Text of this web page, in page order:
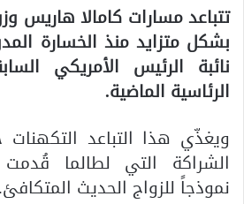
تتباعد مسارات كامالا هاريس
بشكل متزايد منذ الخسارة
نائبة الرئيس الأمريكي
الرئاسية الماضية.
ويغذّي هذا التباعد
الشراكة التي لطالما
نموذجاً للزواج الحديث المتكافئ.